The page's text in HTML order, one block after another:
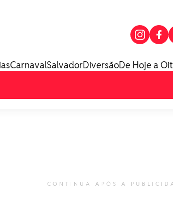
CarnavalSalvadorDiversãoDe Hoje a
CONTINUA APÓS A